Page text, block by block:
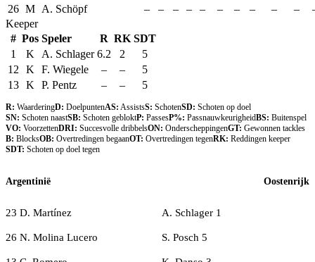
26 M A. Schöpf – – – – – – – – – –
Keeper
# Pos Speler R RK SDT
1
K A. Schlager 6.2 2
5
12
K F. Wiegele – –
5
13 K P. Pentz – – 5
R: WaarderingD: DoelpuntenAS: AssistsS: SchotenSD: Schoten op doel
SN: Schoten naastSB: Schoten gebloktP: PassesP%: PassnauwkeurigheidBS: Buitenspel
VO: VoorzettenDRI: Succesvolle dribbelsON: OnderscheppingenGT: Gewonnen tackles
B: BlocksOB: Overtredingen begaanOT: Overtredingen tegenRK: Reddingen keeper
SDT: Schoten op doel tegen
Argentinië Oostenrijk
23 D. Martínez A. Schlager 1
26 N. Molina Lucero S. Posch 5